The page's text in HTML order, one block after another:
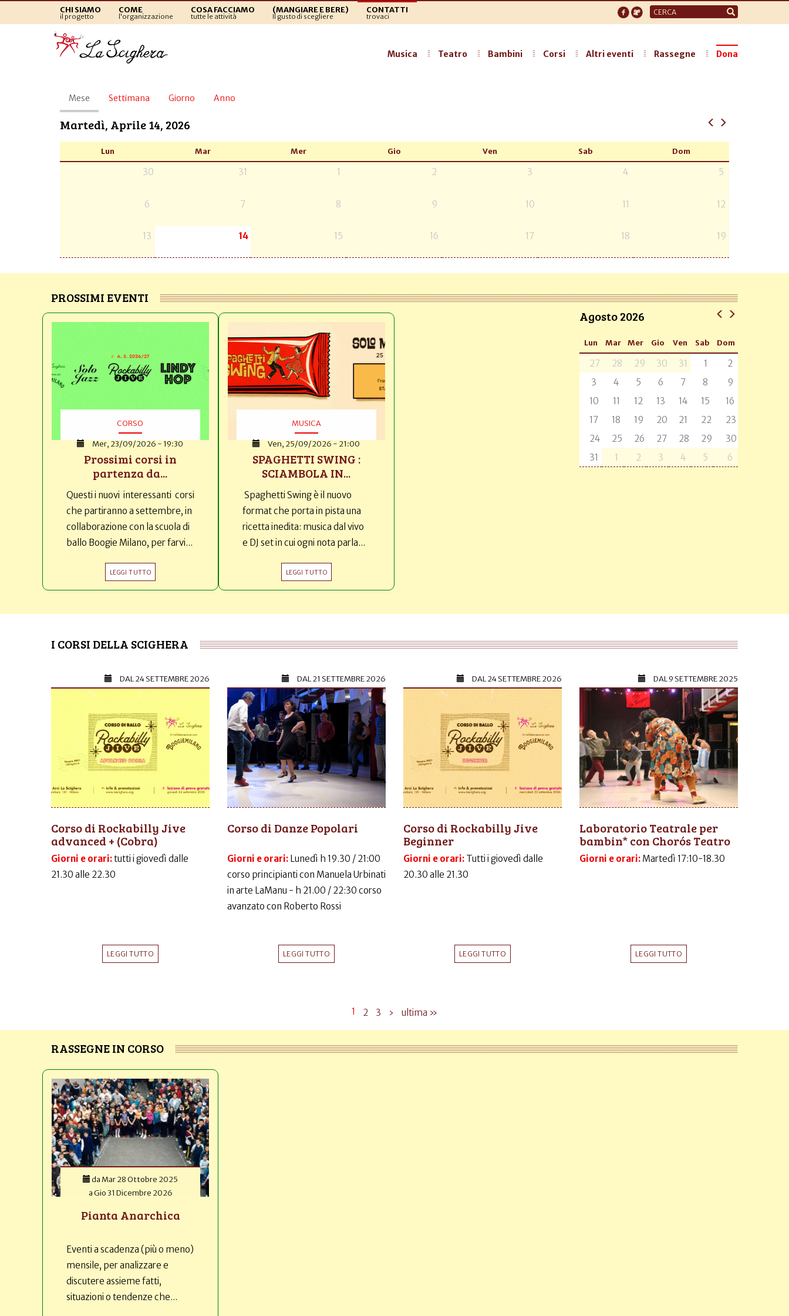
CHI SIAMO
il progetto
COME
l'organizzazione
COSA FACCIAMO
tutte le attività
(MANGIARE E BERE)
Il gusto di scegliere
CONTATTI
trovaci
Form
di
Musica Teatro Bambini Corsi Altri eventi Rassegne Dona
Schede
primarie
Mese (scheda
attiva)
Settimana Giorno Anno
Martedì, Aprile 14, 2026
Lun Mar Mer Gio Ven Sab Dom
30 31 1 2 3 4 5
6 7 8 9 10 11 12
13 14 15 16 17 18 19
PROSSIMI EVENTI
CORSO
Mer, 23/09/2026 - 19:30
Prossimi corsi in
partenza da...
Questi i nuovi interessanti corsi
che partiranno a settembre, in
collaborazione con la scuola di
ballo Boogie Milano, per farvi...
LEGGI TUTTO
MUSICA
Ven, 25/09/2026 - 21:00
SPAGHETTI SWING :
SCIAMBOLA IN...
Spaghetti Swing è il nuovo
format che porta in pista una
ricetta inedita: musica dal vivo
e DJ set in cui ogni nota parla...
LEGGI TUTTO
Agosto 2026
Lun Mar Mer Gio Ven Sab Dom
27 28 29 30 31 1
2
3
4 5 6 7 8
9
10
11 12 13 14 15
16
17
18 19 20 21 22
23
24
25 26 27 28 29
30
31
1 2 3 4 5 6
I CORSI DELLA SCIGHERA
DAL24 SETTEMBRE 2026
Corso di Rockabilly Jive
advanced + (Cobra)
Giorni e orari:tutti i giovedì dalle
21.30 alle 22.30
LEGGI TUTTO
DAL21 SETTEMBRE 2026
Corso di Danze Popolari
Giorni e orari: Lunedì h 19.30 / 21:00
corso principianti con Manuela Urbinati
in arte LaManu - h 21.00 / 22:30 corso
avanzato con Roberto Rossi
LEGGI TUTTO
DAL24 SETTEMBRE 2026
Corso di Rockabilly Jive
Beginner
Giorni e orari: Tutti i giovedì dalle
20.30 alle 21.30
LEGGI TUTTO
DAL9 SETTEMBRE 2025
Laboratorio Teatrale per
bambin* con Chorós Teatro
Giorni e orari: Martedì 17:10-18.30
LEGGI TUTTO
1 2 3 › ultima »
RASSEGNE IN CORSO
da Mar 28 Ottobre 2025
aGio 31 Dicembre 2026
Pianta Anarchica
Eventi a scadenza (più o meno)
mensile, per analizzare e
discutere assieme fatti,
situazioni o tendenze che...